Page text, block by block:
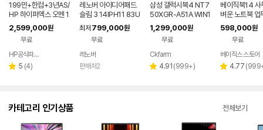
199만+한컴+3년AS/
HP 하이퍼엑스 오멘 1
6 AI7 450 RTX506
0 게이밍 노트북
2,599,000원
무료
HP공식파트너 이텍컴퓨터
별 5 리
(4)
레노버 아이디어패드
슬림 3 14IPH11 83U
Q005LKR 8GB
최저 799,000원
무료
레노버
판매처2
삼성 갤럭시북4 NT7
50XGR-A51A WIN1
1 FPP(버젼UP설치)
업무용 학생용 사무용
노트북 문스톤그레이
1,299,000원
무료
페이
Ckfarm
별 4.91 리
(999+)
베이직북14 사
벼운 노트북 업
강용 싼 저가
598,000원
무료
베이직스 스토어
별 4.77 리
(
카테고리 인기상품 전체보기